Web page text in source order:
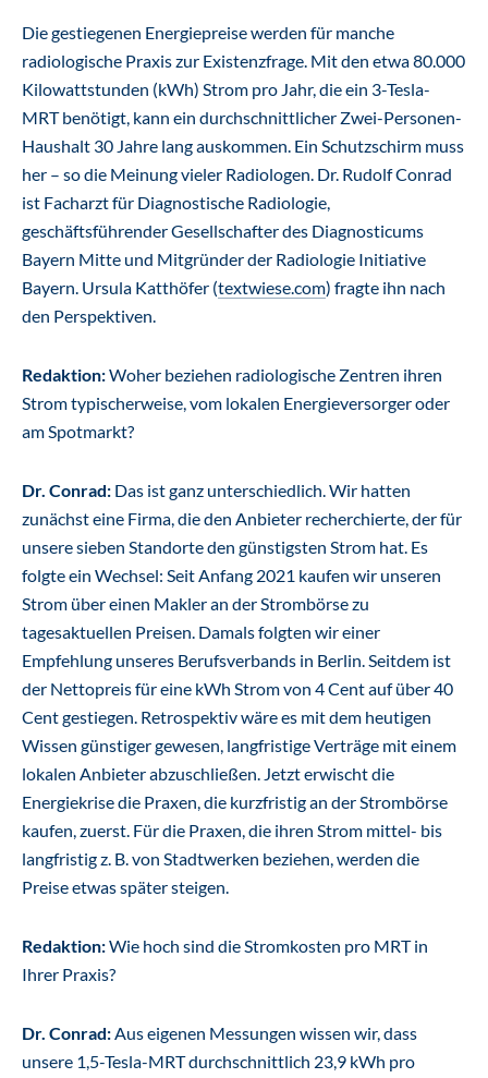
Die gestiegenen Energiepreise werden für manche
radiologische Praxis zur Existenzfrage. Mit den etwa 80.000
Kilowattstunden (kWh) Strom pro Jahr, die ein 3-Tesla-
MRT benötigt, kann ein durchschnittlicher Zwei-Personen-
Haushalt 30 Jahre lang auskommen. Ein Schutzschirm muss
her – so die Meinung vieler Radiologen. Dr. Rudolf Conrad
ist Facharzt für Diagnostische Radiologie,
geschäftsführender Gesellschafter des Diagnosticums
Bayern Mitte und Mitgründer der Radiologie Initiative
Bayern. Ursula Katthöfer (textwiese.com) fragte ihn nach
den Perspektiven.
Redaktion:Woher beziehen radiologische Zentren ihren
Strom typischerweise, vom lokalen Energieversorger oder
am Spotmarkt?
Dr. Conrad: Das ist ganz unterschiedlich. Wir hatten
zunächst eine Firma, die den Anbieter recherchierte, der für
unsere sieben Standorte den günstigsten Strom hat. Es
folgte ein Wechsel: Seit Anfang 2021 kaufen wir unseren
Strom über einen Makler an der Strombörse zu
tagesaktuellen Preisen. Damals folgten wir einer
Empfehlung unseres Berufsverbands in Berlin. Seitdem ist
der Nettopreis für eine kWh Strom von 4 Cent auf über 40
Cent gestiegen. Retrospektiv wäre es mit dem heutigen
Wissen günstiger gewesen, langfristige Verträge mit einem
lokalen Anbieter abzuschließen. Jetzt erwischt die
Energiekrise die Praxen, die kurzfristig an der Strombörse
kaufen, zuerst. Für die Praxen, die ihren Strom mittel- bis
langfristig z. B. von Stadtwerken beziehen, werden die
Preise etwas später steigen.
Redaktion:Wie hoch sind die Stromkosten pro MRT in
Ihrer Praxis?
Dr. Conrad:Aus eigenen Messungen wissen wir, dass
unsere 1,5-Tesla-MRT durchschnittlich 23,9 kWh pro